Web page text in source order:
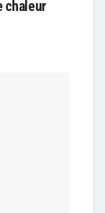
chaleur